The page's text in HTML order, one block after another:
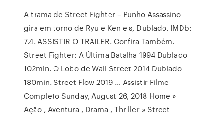
A trama de Street Fighter – Punho Assassino
gira em torno de Ryu e Ken e s, Dublado. IMDb:
7.4. ASSISTIR O TRAILER. Confira Também.
Street Fighter: A Última Batalha 1994 Dublado
102min. O Lobo de Wall Street 2014 Dublado
180min. Street Flow 2019 … Assistir Filme
Completo Sunday, August 26, 2018 Home »
Ação , Aventura , Drama , Thriller » Street